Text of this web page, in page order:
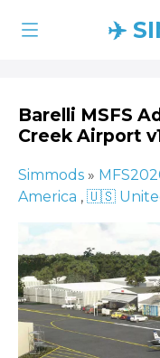
✈️
Barelli MSFS
Creek Airport
Simmods »
America , 🇺🇸